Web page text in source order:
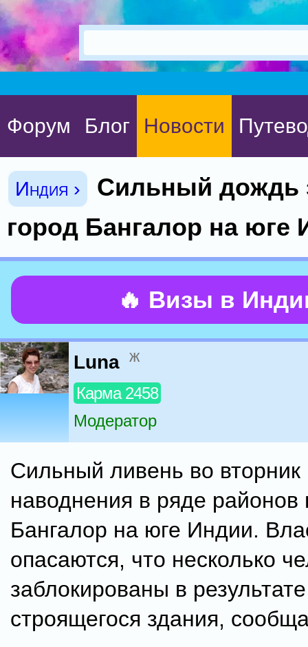
Форум Блог Новости
Индия ›
Сильный дождь
город Бангалор на юге
🔥 Визы в
Luna ж
Карма 2458
Модератор
Сильный ливень во вторник
наводнения в ряде районов
Бангалор на юге Индии.
опасаются, что несколько
заблокированы в
строящегося здания,